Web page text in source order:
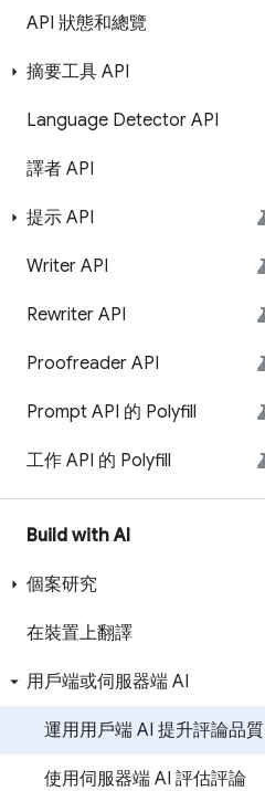
API 狀態和總覽
摘要工具 API
Language Detector API
譯者 API
提示 API
Writer API
Rewriter API
Proofreader API
Prompt API 的 Polyfill
工作 API 的 Polyfill
Build with AI
個案研究
在裝置上翻譯
用戶端或伺服器端 AI
運用用戶端 AI 提升評論品質
使用伺服器端 AI 評估評論